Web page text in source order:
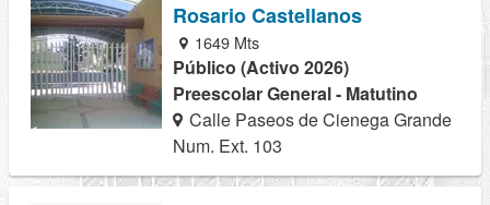
Rosario Castellanos
1649 Mts
Público (Activo 2026)
Preescolar General - Matutino
Calle Paseos de Cienega Grande
Num. Ext. 103